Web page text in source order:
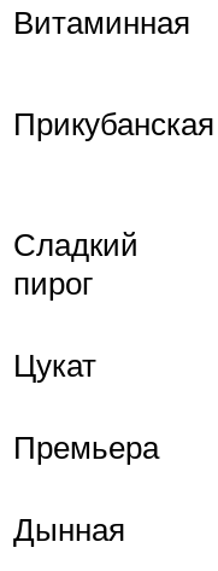
Витаминная
Прикубанская
Сладкий
пирог
Цукат
Премьера
Дынная